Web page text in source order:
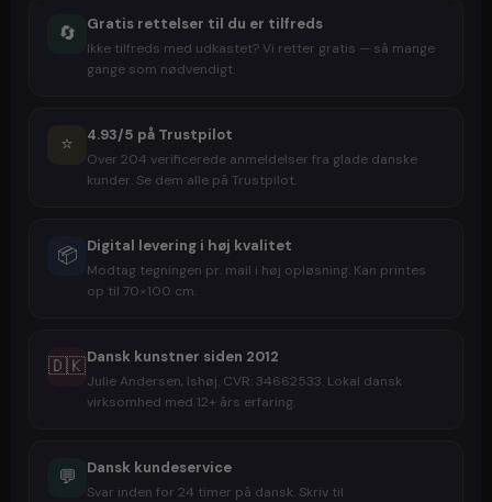
🔄 Gratis rettelser til du er tilfreds
Ikke tilfreds med udkastet? Vi retter gratis — så mange
gange som nødvendigt.
⭐ 4.93/5 på Trustpilot
Over 204 verificerede anmeldelser fra glade danske
kunder. Se dem alle på Trustpilot.
📦 Digital levering i høj kvalitet
Modtag tegningen pr. mail i høj opløsning. Kan printes
op til 70×100 cm.
🇩🇰Dansk kunstner siden 2012
Julie Andersen, Ishøj. CVR: 34662533. Lokal dansk
virksomhed med 12+ års erfaring.
💬 Dansk kundeservice
Svar inden for 24 timer på dansk. Skriv til